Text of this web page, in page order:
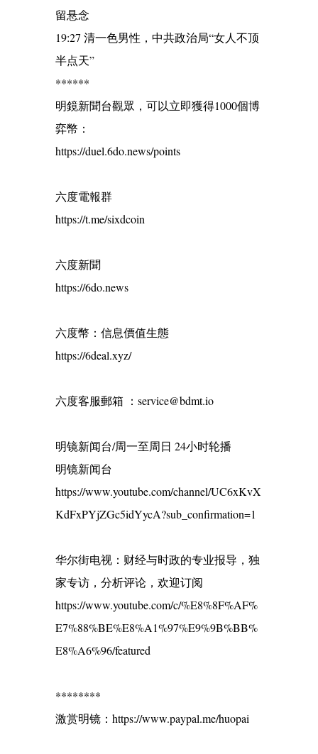
留悬念
19:27 清一色男性，中共政治局“女人不顶
半点天”
******
明鏡新聞台觀眾，可以立即獲得1000個博
弈幣：
https://duel.6do.news/points
六度電報群
https://t.me/sixdcoin
六度新聞
https://6do.news
六度幣：信息價值生態
https://6deal.xyz/
六度客服郵箱 ：service@bdmt.io
明镜新闻台/周一至周日 24小时轮播
明镜新闻台
https://www.youtube.com/channel/UC6xKvX
KdFxPYjZGc5idYycA?sub_confirmation=1
华尔街电视：财经与时政的专业报导，独
家专访，分析评论，欢迎订阅
https://www.youtube.com/c/%E8%8F%AF%
E7%88%BE%E8%A1%97%E9%9B%BB%
E8%A6%96/featured
********
激赏明镜：https://www.paypal.me/huopai